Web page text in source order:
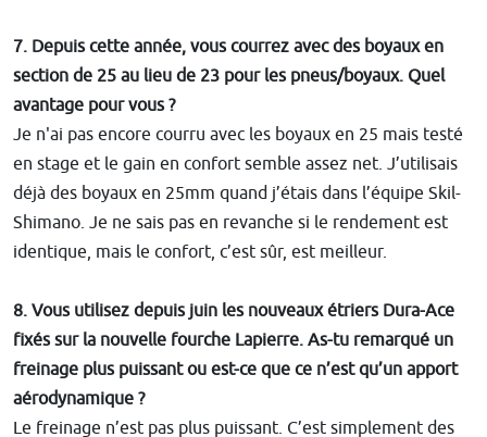
7. Depuis cette année, vous courrez avec des boyaux en
section de 25 au lieu de 23 pour les pneus/boyaux. Quel
avantage pour vous ?
Je n'ai pas encore courru avec les boyaux en 25 mais testé
en stage et le gain en confort semble assez net. J’utilisais
déjà des boyaux en 25mm quand j’étais dans l’équipe Skil-
Shimano. Je ne sais pas en revanche si le rendement est
identique, mais le confort, c’est sûr, est meilleur.
8. Vous utilisez depuis juin les nouveaux étriers Dura-Ace
fixés sur la nouvelle fourche Lapierre. As-tu remarqué un
freinage plus puissant ou est-ce que ce n’est qu’un apport
aérodynamique ?
Le freinage n’est pas plus puissant. C’est simplement des